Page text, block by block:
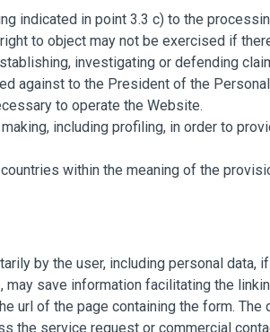
indicated in point 3.3 c) to the
to object may not be exercised if
investigating or defending
against to the President of the
to operate the Website.
including profiling, in order to
within the meaning of the
by the user, including personal data,
may save information facilitating the
url of the page containing the form. The
the service request or commercial